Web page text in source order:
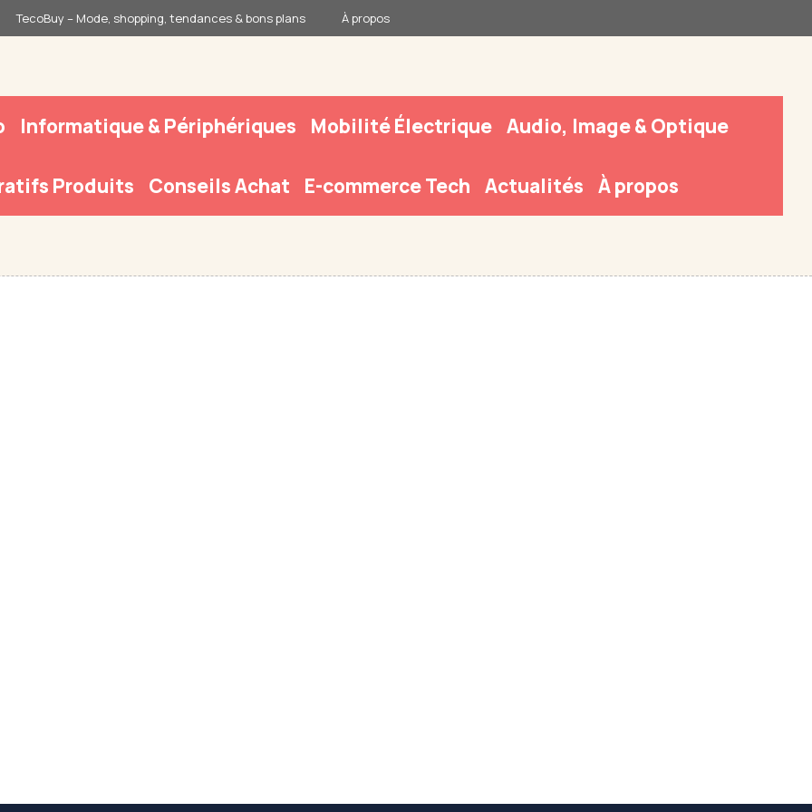
TecoBuy – Mode, shopping, tendances & bons plans À propos
Informatique & Périphériques Mobilité Électrique Audio, Image & Optique
Produits Conseils Achat E-commerce Tech Actualités À propos